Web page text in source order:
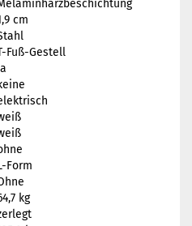
cm
Fuß-Gestell
Form
kg